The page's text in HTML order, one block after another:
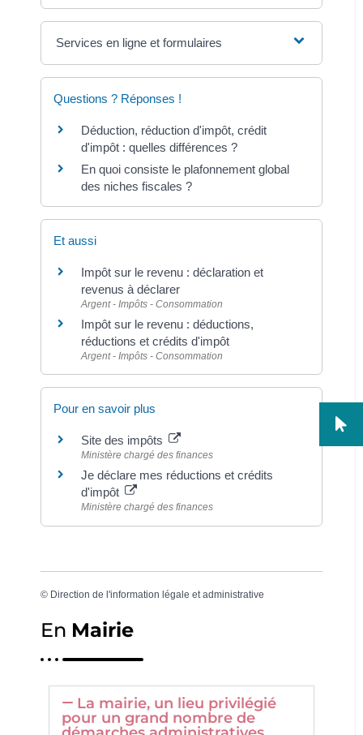
Services en ligne et formulaires
Questions ? Réponses !
Déduction, réduction d'impôt, crédit
d'impôt : quelles différences ?
En quoi consiste le plafonnement global
des niches fiscales ?
Et aussi
Impôt sur le revenu : déclaration et
revenus à déclarer
Argent - Impôts - Consommation
Impôt sur le revenu : déductions,
réductions et crédits d'impôt
Argent - Impôts - Consommation
Pour en savoir plus
Site des impôts
Ministère chargé des finances
Je déclare mes réductions et crédits
d'impôt
Ministère chargé des finances
© Direction de l'information légale et administrative
En Mairie
La mairie, un lieu privilégié
pour un grand nombre de